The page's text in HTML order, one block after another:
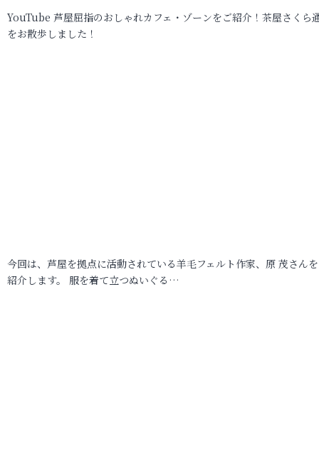
YouTube 芦屋屈指のおしゃれカフェ・ゾーンをご紹介！茶屋さくら
をお散歩しました！
今回は、芦屋を拠点に活動されている羊毛フェルト作家、原 茂さん
紹介します。 服を着て立つぬいぐる…